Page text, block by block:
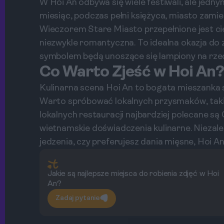
W Hoi An odbywa się wiele festiwali, ale
miesiąc, podczas pełni księżyca, miasto
Wieczorem Stare Miasto przepełnione jest
niezwykle romantyczna. To idealna okazja
symbolem będą unoszące się lampiony na
Co Warto Zjeść w Hoi An?
Kulinarna scena Hoi An to bogata mieszanka
Warto spróbować lokalnych przysmaków,
lokalnych restauracji najbardziej polecane
wietnamskie doświadczenia kulinarne.
jedzenia, czy preferujesz dania mięsne, Hoi
Jakie są najlepsze miejsca do robienia zdjęć w Hoi
An?
Zadaj pytanie